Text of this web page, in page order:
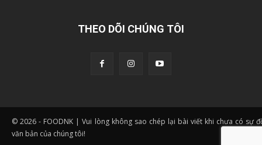
THEO DÕI CHÚNG TÔI
© 2026 - FOODNK | Vui lòng không sao chép lại bài viết khi chưa có sự
văn bản của chúng tôi!